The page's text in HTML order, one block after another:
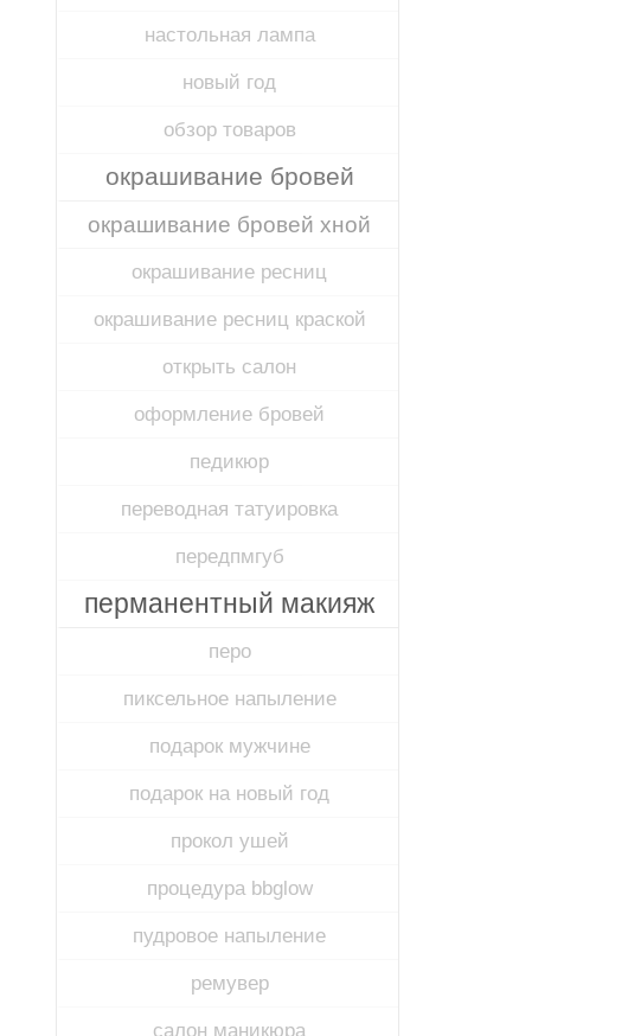
настольная лампа
новый год
обзор товаров
окрашивание бровей
окрашивание бровей хной
окрашивание ресниц
окрашивание ресниц краской
открыть салон
оформление бровей
педикюр
переводная татуировка
передпмгуб​
перманентный макияж
перо
пиксельное напыление
подарок мужчине
подарок на новый год
прокол ушей
процедура bbglow
пудровое напыление
ремувер
салон маникюра